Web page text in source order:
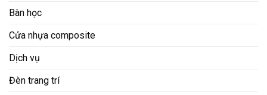
Bàn học
Cửa nhựa composite
Dịch vụ
Đèn trang trí